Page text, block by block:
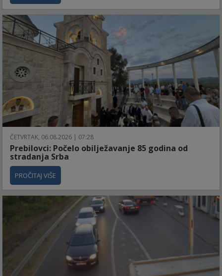
ČETVRTAK, 06.08.2026 | 07:28
Prebilovci: Počelo obilježavanje 85 godina od
stradanja Srba
PROČITAJ VIŠE